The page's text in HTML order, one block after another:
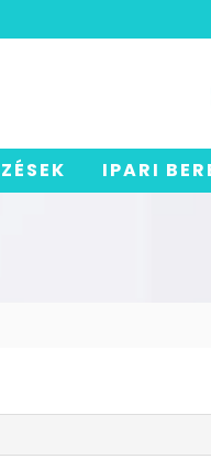
IPARI